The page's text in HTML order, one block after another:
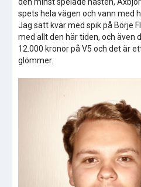
spets hela vägen och vann med
Jag satt kvar med spik på Börje
med allt den här tiden, och även
12.000 kronor på V5 och det är
glömmer.